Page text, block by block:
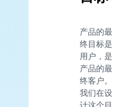
产品的最
终目标是
用户，是
产品的最
终客户。
我们在设